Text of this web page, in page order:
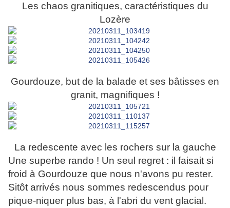
Les chaos granitiques, caractéristiques du
Lozère
Gourdouze, but de la balade et ses bâtisses en
granit, magnifiques !
La redescente avec les rochers sur la gauche
Une superbe rando ! Un seul regret : il faisait si
froid à Gourdouze que nous n'avons pu rester.
Sitôt arrivés nous sommes redescendus pour
pique-niquer plus bas, à l'abri du vent glacial.